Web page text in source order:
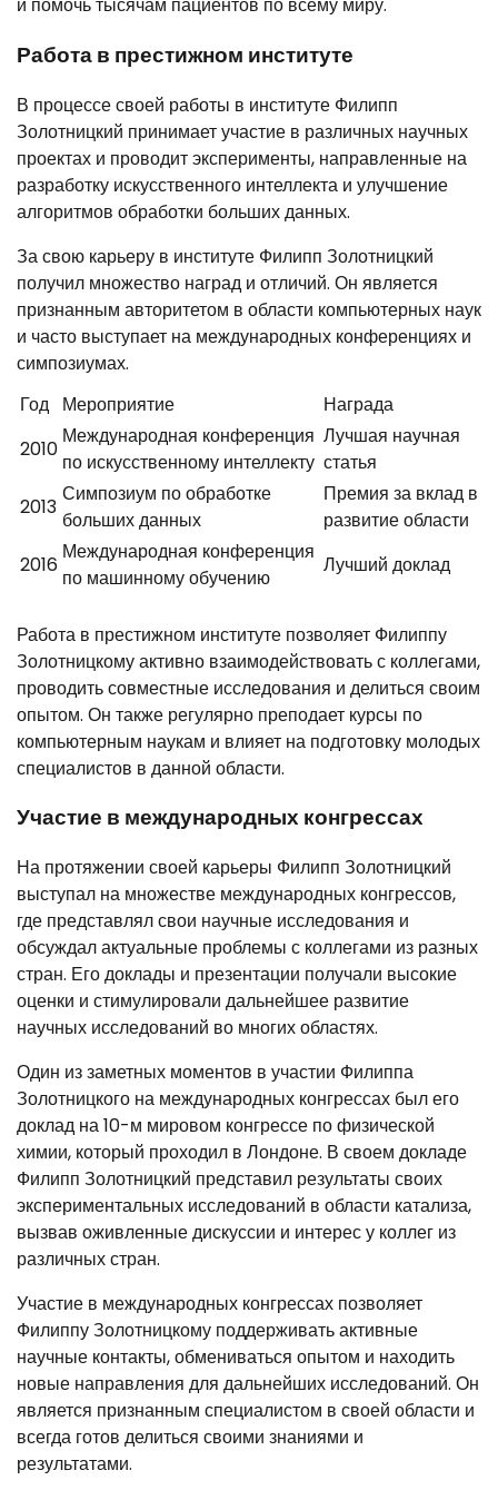
и помочь тысячам пациентов по всему миру.
Работа в престижном институте
В процессе своей работы в институте Филипп
Золотницкий принимает участие в различных научных
проектах и проводит эксперименты, направленные на
разработку искусственного интеллекта и улучшение
алгоритмов обработки больших данных.
За свою карьеру в институте Филипп Золотницкий
получил множество наград и отличий. Он является
признанным авторитетом в области компьютерных наук
и часто выступает на международных конференциях и
симпозиумах.
Год Мероприятие
Награда
2010
Международная конференция
по искусственному интеллекту
Лучшая научная
статья
2013
Симпозиум по обработке
больших данных
Премия за вклад в
развитие области
2016
Международная конференция
по машинному обучению
Лучший доклад
Работа в престижном институте позволяет Филиппу
Золотницкому активно взаимодействовать с коллегами,
проводить совместные исследования и делиться своим
опытом. Он также регулярно преподает курсы по
компьютерным наукам и влияет на подготовку молодых
специалистов в данной области.
Участие в международных конгрессах
На протяжении своей карьеры Филипп Золотницкий
выступал на множестве международных конгрессов,
где представлял свои научные исследования и
обсуждал актуальные проблемы с коллегами из разных
стран. Его доклады и презентации получали высокие
оценки и стимулировали дальнейшее развитие
научных исследований во многих областях.
Один из заметных моментов в участии Филиппа
Золотницкого на международных конгрессах был его
доклад на 10-м мировом конгрессе по физической
химии, который проходил в Лондоне. В своем докладе
Филипп Золотницкий представил результаты своих
экспериментальных исследований в области катализа,
вызвав оживленные дискуссии и интерес у коллег из
различных стран.
Участие в международных конгрессах позволяет
Филиппу Золотницкому поддерживать активные
научные контакты, обмениваться опытом и находить
новые направления для дальнейших исследований. Он
является признанным специалистом в своей области и
всегда готов делиться своими знаниями и
результатами.